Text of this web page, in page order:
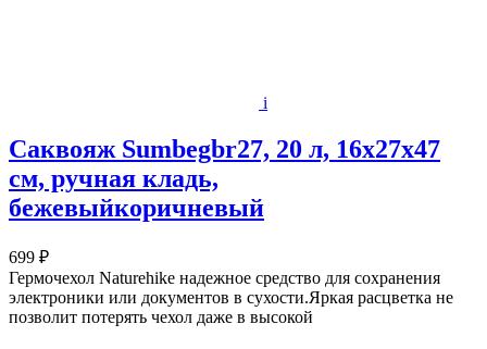
i
Саквояж Sumbegbr27, 20 л, 16х27х47
см, ручная кладь,
бежевыйкоричневый
699 ₽
Гермочехол Naturehike надежное средство для сохранения
электроники или документов в сухости.Яркая расцветка не
позволит потерять чехол даже в высокой